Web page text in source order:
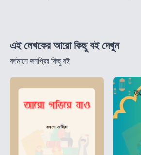
এই লেখকের আরো কিছু বই দেখুন
বর্তমানে জনপ্রিয় কিছু বই